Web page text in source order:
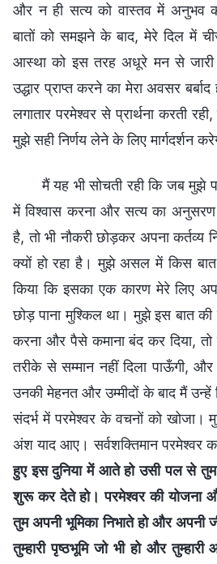
और न ही सत्य को वास्तव में अनुभव
बातों को समझने के बाद, मेरे दिल में
आस्था को इस तरह अधूरे मन से जारी
उद्धार प्राप्त करने का मेरा अवसर
लगातार परमेश्वर से प्रार्थना करती
मुझे सही निर्णय लेने के लिए मार्गदर्शन
मैं यह भी सोचती रही कि जब मुझे
में विश्वास करना और सत्य का अनुसरण
है, तो भी नौकरी छोड़कर अपना कर्तव्य
क्यों हो रहा है। मुझे असल में किस
किया कि इसका एक कारण मेरे लिए
छोड़ पाना मुश्किल था। मुझे इस बात
करना और पैसे कमाना बंद कर दिया, तो
तरीके से सम्मान नहीं दिला पाऊँगी,
उनकी मेहनत और उम्मीदों के बाद मैं
संदर्भ में परमेश्वर के वचनों को खोजा।
अंश याद आए। सर्वशक्तिमान परमेश्वर
हुए इस दुनिया में आते हो उसी पल से तुम
शुरू कर देते हो। परमेश्वर की योजना
तुम अपनी भूमिका निभाते हो और अपनी
तुम्हारी पृष्ठभूमि जो भी हो और